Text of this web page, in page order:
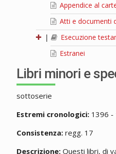
Appendice al
Atti e documenti
|
Esecuzione
Estranei
Libri minori e
sottoserie
Estremi cronologici:1396 -
Consistenza:regg. 17
Descrizione:Questi libri, di